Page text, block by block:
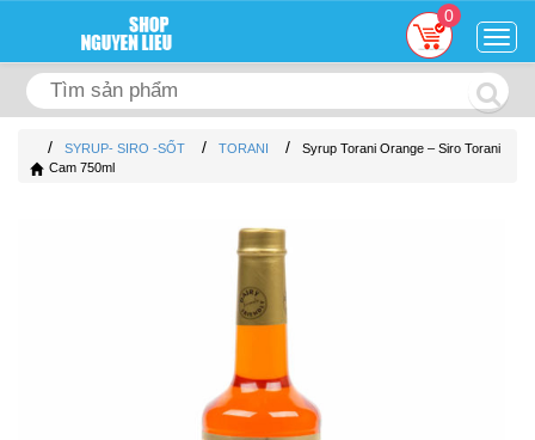
0
/ SYRUP- SIRO -SỐT / TORANI /
Syrup Torani Orange – Siro Torani
Cam 750ml